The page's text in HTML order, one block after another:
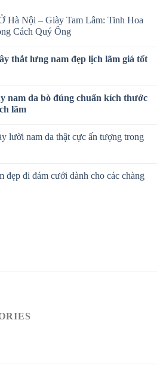
Hà Nội – Giày Tam Lâm: Tinh Hoa
Cách Quý Ông
thắt lưng nam đẹp lịch lãm giá tốt
nam da bò đúng chuẩn kích thước
lãm
lười nam da thật cực ấn tượng trong
đẹp đi đám cưới dành cho các chàng